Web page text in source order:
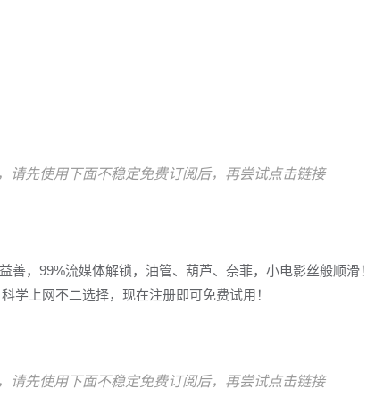
请先使用下面不稳定免费订阅后，再尝试点击链接
，99%流媒体解锁，油管、葫芦、奈菲，小电影丝般顺滑！
学上网不二选择，现在注册即可免费试用！
请先使用下面不稳定免费订阅后，再尝试点击链接